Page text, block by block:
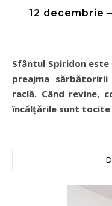
12 decembrie
Sfântul Spiridon
preajma
raclă. Când revine,
încălţările sunt